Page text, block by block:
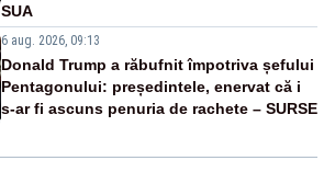
SUA
6 aug. 2026, 09:13
Donald Trump a răbufnit împotriva șefului
Pentagonului: președintele, enervat că i
s-ar fi ascuns penuria de rachete – SURSE